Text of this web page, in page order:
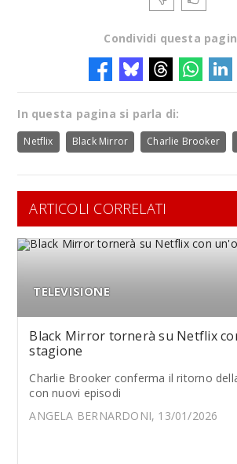
Condividi questa
In questa pagina si parla di:
Netflix Black Mirror Charlie Brooker
ARTICOLI CORRELATI
TELEVISIONE
Black Mirror tornerà su Netflix
stagione
Charlie Brooker conferma il ritorno
con nuovi episodi
ANGELA BERNARDONI, 13/01/2026